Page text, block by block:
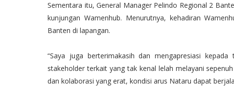
Sementara itu, General Manager Pelindo Regional 2
kunjungan Wamenhub. Menurutnya, kehadiran
Banten di lapangan.
“Saya juga berterimakasih dan mengapresiasi
stakeholder terkait yang tak kenal lelah melayani
dan kolaborasi yang erat, kondisi arus Nataru dapat